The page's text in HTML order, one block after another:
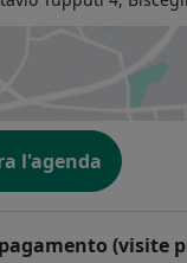
l'agenda
(visite